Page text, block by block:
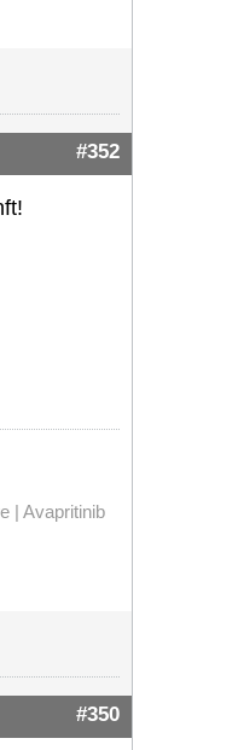
#352
| Avapritinib
#350